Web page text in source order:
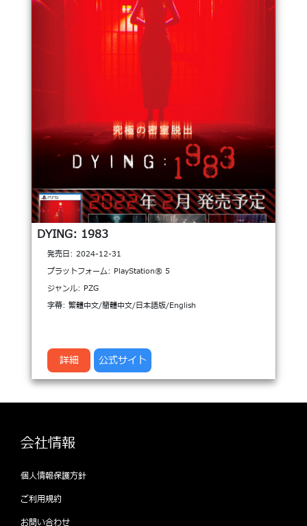
DYING: 1983
発売日: 2024-12-31
プラットフォーム: PlayStation® 5
ジャンル: PZG
字幕: 繁體中文/簡體中文/日本語版/English
詳細 公式サイト
会社情報
個人情報保護方針
ご利用規約
お問い合わせ